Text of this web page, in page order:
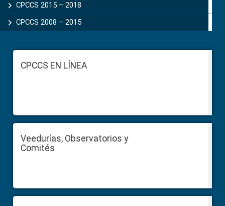
CPCCS 2015 – 2018
CPCCS 2008 – 2015
FooterCPCCS EN LÍNEA
Veedurías, Observatorios y
Comités